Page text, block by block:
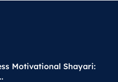
Motivational Shayari​: